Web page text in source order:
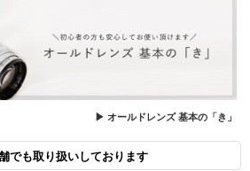
▶ オールドレンズ 基本の「き」
でも取り扱いしております